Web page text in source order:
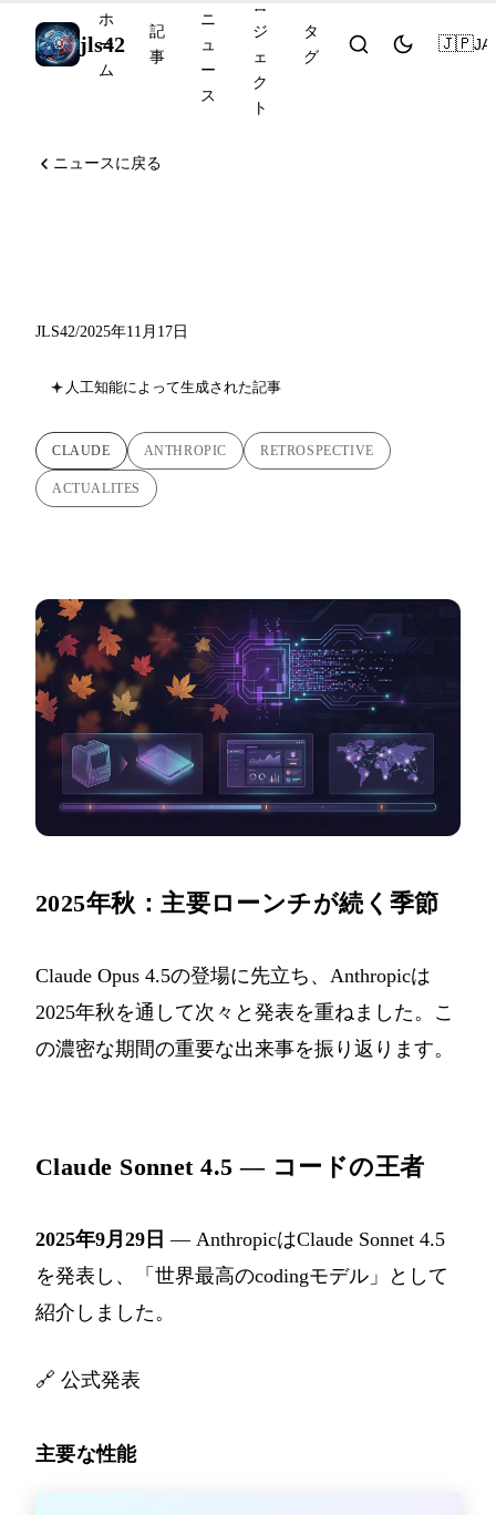
jls42
ホ
ー
ム
記
事
ニ
ュ
ー
ス
ロ
ジ
ェ
ク
ト
タ
グ
🇯🇵JA
ニュースに戻る
JLS42/2025年11月17日
人工知能によって生成された記事
CLAUDE ANTHROPIC RETROSPECTIVE
ACTUALITES
2025年秋：主要ローンチが続く季節
Claude Opus 4.5の登場に先立ち、Anthropicは
2025年秋を通して次々と発表を重ねました。こ
の濃密な期間の重要な出来事を振り返ります。
Claude Sonnet 4.5 — コードの王者
2025年9月29日 — AnthropicはClaude Sonnet 4.5
を発表し、「世界最高のcodingモデル」として
紹介しました。
🔗 公式発表
主要な性能